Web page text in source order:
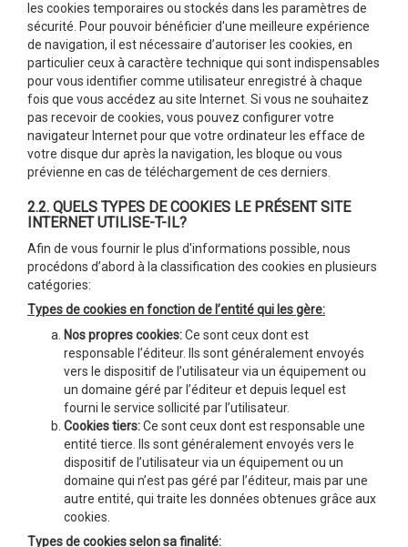
les cookies temporaires ou stockés dans les paramètres de
sécurité. Pour pouvoir bénéficier d'une meilleure expérience
de navigation, il est nécessaire d’autoriser les cookies, en
particulier ceux à caractère technique qui sont indispensables
pour vous identifier comme utilisateur enregistré à chaque
fois que vous accédez au site Internet. Si vous ne souhaitez
pas recevoir de cookies, vous pouvez configurer votre
navigateur Internet pour que votre ordinateur les efface de
votre disque dur après la navigation, les bloque ou vous
prévienne en cas de téléchargement de ces derniers.
2.2. QUELS TYPES DE COOKIES LE PRÉSENT SITE
INTERNET UTILISE-T-IL?
Afin de vous fournir le plus d'informations possible, nous
procédons d’abord à la classification des cookies en plusieurs
catégories:
Types de cookies en fonction de l’entité qui les gère:
Nos propres cookies:Ce sont ceux dont est
responsable l’éditeur. Ils sont généralement envoyés
vers le dispositif de l’utilisateur via un équipement ou
un domaine géré par l’éditeur et depuis lequel est
fourni le service sollicité par l’utilisateur.
Cookies tiers:Ce sont ceux dont est responsable une
entité tierce. Ils sont généralement envoyés vers le
dispositif de l’utilisateur via un équipement ou un
domaine qui n’est pas géré par l’éditeur, mais par une
autre entité, qui traite les données obtenues grâce aux
cookies.
Types de cookies selon sa finalité: